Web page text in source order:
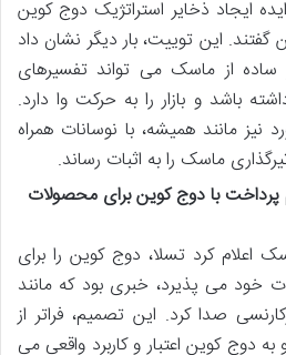
ایجاد ذخایر استراتژیک دوج کوین
این توییت، بار دیگر نشان داد
از ماسک می تواند تفسیرهای
باشد و بازار را به حرکت وا دارد.
نیز مانند همیشه، با نوسانات همراه
ماسک را به اثبات رساند.
۳: اعلام پرداخت با دوج کوین برای محصولات
اعلام کرد تسلا، دوج کوین را برای
خود می پذیرد، خبری بود که مانند
صدا کرد. این تصمیم، فراتر از
دوج کوین اعتبار و کاربرد واقعی می